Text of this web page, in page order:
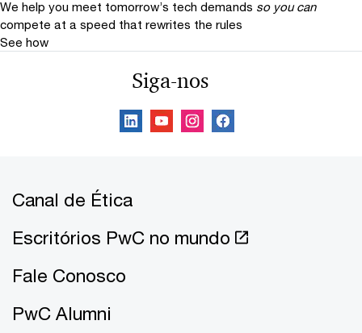
We help you meet tomorrow’s tech demands so you can
compete at a speed that rewrites the rules
See how
Siga-nos
Canal de Ética
Escritórios PwC no mundo
Fale Conosco
PwC Alumni